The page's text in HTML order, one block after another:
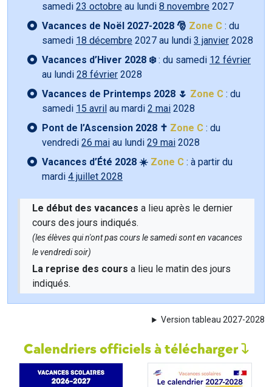
samedi 23 octobre au lundi 8 novembre 2027
Vacances de Noël 2027-2028 🎅 Zone C : du
samedi 18 décembre 2027 au lundi 3 janvier 2028
Vacances d’Hiver 2028 ❄️: du samedi 12 février
au lundi 28 février 2028
Vacances de Printemps 2028 🌷 Zone C : du
samedi 15 avril au mardi 2 mai 2028
Pont de l’Ascension 2028 ✝️ Zone C : du
vendredi 26 mai au lundi 29 mai 2028
Vacances d’Été 2028 ☀️ Zone C : à partir du
mardi 4 juillet 2028
Le début des vacances a lieu après le dernier
cours des jours indiqués.
(les élèves qui n'ont pas cours le samedi sont en vacances
le vendredi soir)
La reprise des cours a lieu le matin des jours
indiqués.
Version tableau 2027-2028
Calendriers officiels à télécharger